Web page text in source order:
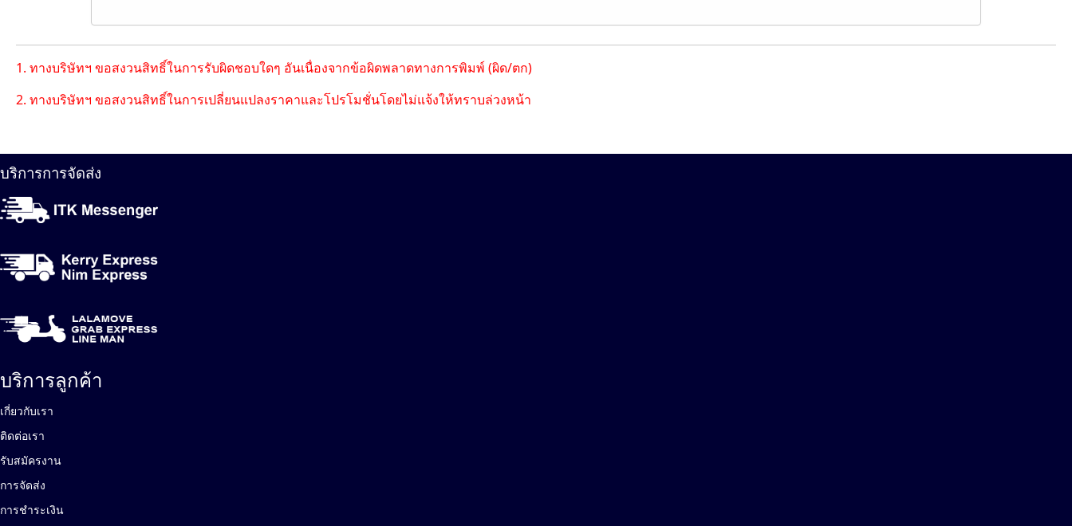
1. ทางบริษัทฯ ขอสงวนสิทธิ์ในการรับผิดชอบใดๆ อันเนื่องจากข้อผิดพลาดทางการพิมพ์ (ผิด/ตก)
2. ทางบริษัทฯ ขอสงวนสิทธิ์ในการเปลี่ยนแปลงราคาและโปรโมชั่นโดยไม่แจ้งให้ทราบล่วงหน้า
บริการการจัดส่ง
บริการลูกค้า
เกี่ยวกับเรา
ติดต่อเรา
รับสมัครงาน
การจัดส่ง
การชำระเงิน